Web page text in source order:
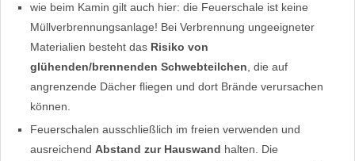
wie beim Kamin gilt auch hier: die Feuerschale ist keine
Müllverbrennungsanlage! Bei Verbrennung ungeeigneter
Materialien besteht das Risiko von
glühenden/brennenden Schwebteilchen , die auf
angrenzende Dächer fliegen und dort Brände verursachen
können.
Feuerschalen ausschließlich im freien verwenden und
ausreichend Abstand zur Hauswand halten. Die